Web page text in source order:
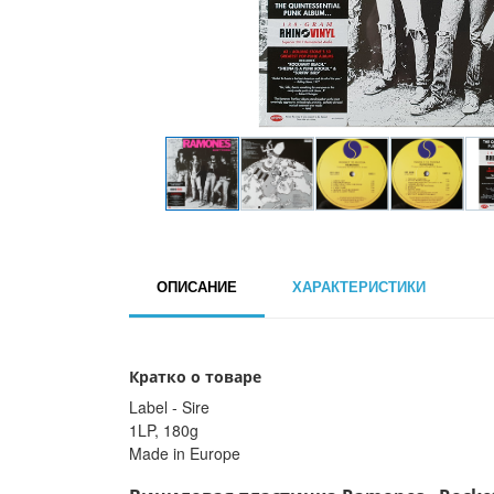
ОПИСАНИЕ ХАРАКТЕРИСТИКИ
Кратко о товаре
Label - Sire
1LP, 180g
Made in Europe